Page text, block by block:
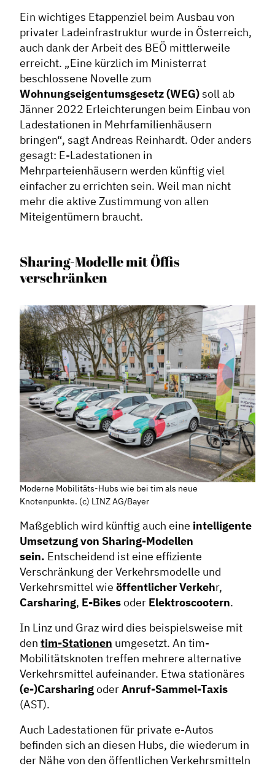
Ein wichtiges Etappenziel beim Ausbau von
privater Ladeinfrastruktur wurde in Österreich,
auch dank der Arbeit des BEÖ mittlerweile
erreicht. „Eine kürzlich im Ministerrat
beschlossene Novelle zum
Wohnungseigentumsgesetz (WEG)soll ab
Jänner 2022 Erleichterungen beim Einbau von
Ladestationen in Mehrfamilienhäusern
bringen“, sagt Andreas Reinhardt. Oder anders
gesagt: E-Ladestationen in
Mehrparteienhäusern werden künftig viel
einfacher zu errichten sein. Weil man nicht
mehr die aktive Zustimmung von allen
Miteigentümern braucht.
Sharing-Modelle mit Öffis
verschränken
Moderne Mobilitäts-Hubs wie bei tim als neue
Knotenpunkte. (c) LINZ AG/Bayer
Maßgeblich wird künftig auch eine intelligente
Umsetzung von Sharing-Modellen
sein. Entscheidend ist eine effiziente
Verschränkung der Verkehrsmodelle und
Verkehrsmittel wie öffentlicher Verkehr,
Carsharing, E-Bikesoder Elektroscootern.
In Linz und Graz wird dies beispielsweise mit
den tim-Stationen umgesetzt. An tim-
Mobilitätsknoten treffen mehrere alternative
Verkehrsmittel aufeinander. Etwa stationäres
(e-)CarsharingoderAnruf-Sammel-Taxis
(AST).
Auch Ladestationen für private e-Autos
befinden sich an diesen Hubs, die wiederum in
der Nähe von den öffentlichen Verkehrsmitteln